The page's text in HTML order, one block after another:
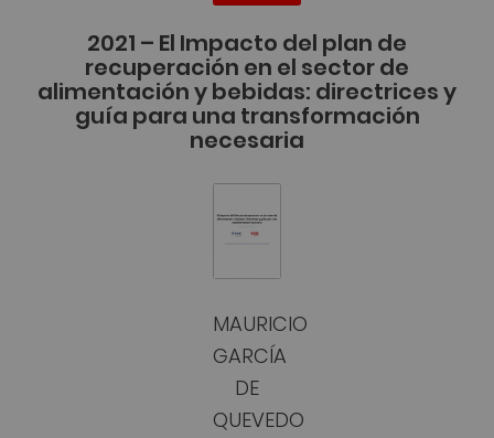
2021 – El Impacto del plan de
recuperación en el sector de
alimentación y bebidas: directrices y
guía para una transformación
necesaria
MAURICIO
GARCÍA
DE
QUEVEDO